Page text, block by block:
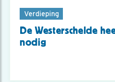
Verdieping
De Westerschelde
nodig